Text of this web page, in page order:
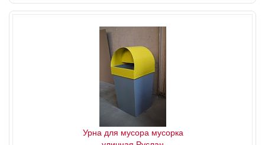
Урна для мусора мусорка